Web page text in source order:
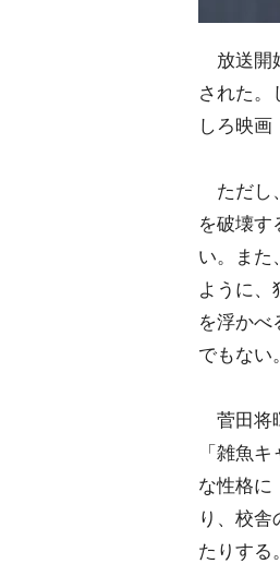
放送開
された。
しろ映画
ただし
を破壊す
い。また
ように、
を浮かべ
でもない。
菅田将
「雑魚
な性格に
り、校
たりする。